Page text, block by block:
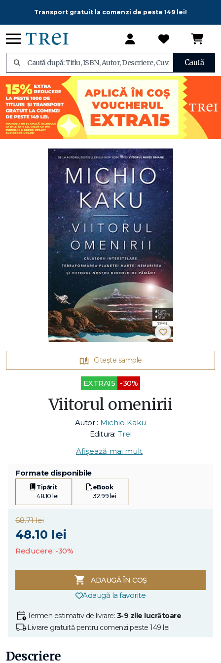
Transport gratuit la comenzi de peste 149 lei!
Caută
Citește sample
EXTRA15 -30%
Viitorul omenirii
Autor : Michio Kaku
Editura: Trei
Afișează mai mult
Formate disponibile
Tipărit
48.10 lei
eBook
32.99 lei
68.71 lei
48.10 lei
Reducere: -30%
ADAUGĂ ÎN COȘ
Adaugă la favorite
Termen estimativ de livrare: 3-9 zile lucrătoare
Livrare gratuită pentru comenzi peste 149 lei
Descriere